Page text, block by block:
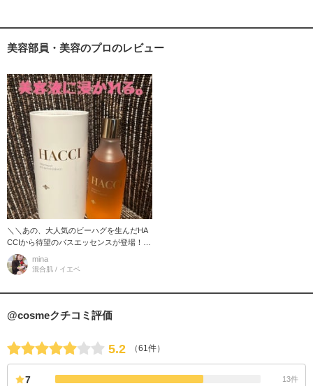
美容部員・美容のプロのレビュー
＼＼あの、大人気のビーハグを生んだHA
CCIから待望のバスエッセンスが登場！！
／／ 酵母エキス配合で、ターンオーバー
をケア。 乾燥で固くなったお肌
mina
混合肌 / イエベ
@cosmeクチコミ評価
5.2 （61件）
7 13件